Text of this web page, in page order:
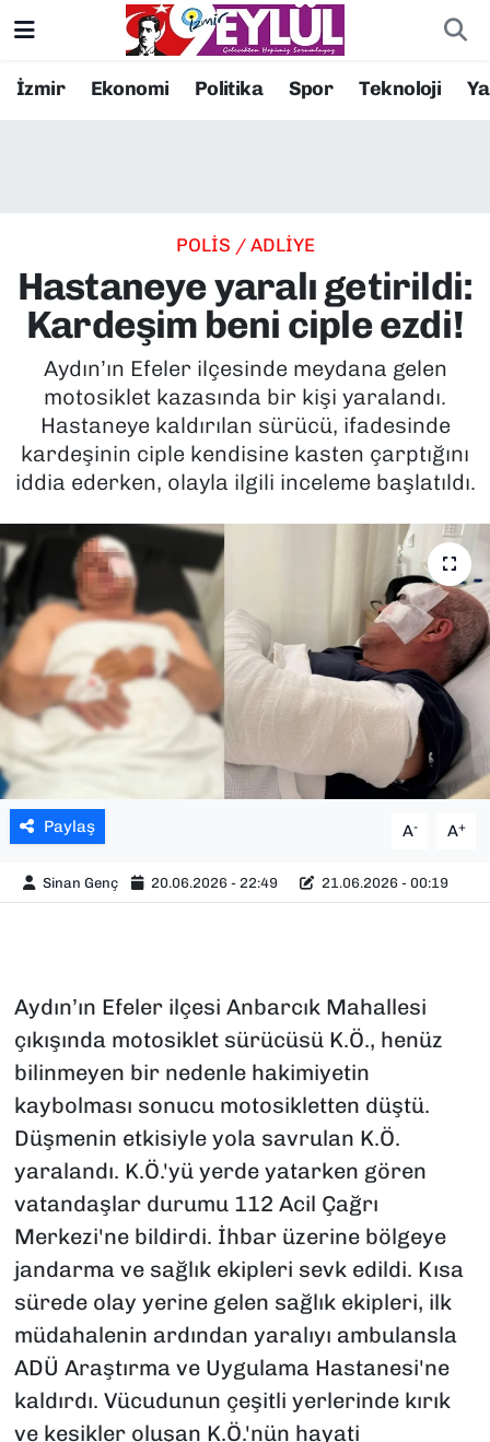
İzmir Ekonomi Politika Spor Teknoloji
POLİS / ADLİYE
Hastaneye yaralı getirildi:
Kardeşim beni ciple ezdi!
Aydın’ın Efeler ilçesinde meydana gelen
motosiklet kazasında bir kişi yaralandı.
Hastaneye kaldırılan sürücü, ifadesinde
kardeşinin ciple kendisine kasten çarptığını
iddia ederken, olayla ilgili inceleme başlatıldı.
Paylaş A- A+
Sinan Genç 20.06.2026 - 22:49 21.06.2026 - 00:19
Aydın’ın Efeler ilçesi Anbarcık Mahallesi
çıkışında motosiklet sürücüsü K.Ö., henüz
bilinmeyen bir nedenle hakimiyetin
kaybolması sonucu motosikletten düştü.
Düşmenin etkisiyle yola savrulan K.Ö.
yaralandı. K.Ö.'yü yerde yatarken gören
vatandaşlar durumu 112 Acil Çağrı
Merkezi'ne bildirdi. İhbar üzerine bölgeye
jandarma ve sağlık ekipleri sevk edildi. Kısa
sürede olay yerine gelen sağlık ekipleri, ilk
müdahalenin ardından yaralıyı ambulansla
ADÜ Araştırma ve Uygulama Hastanesi'ne
kaldırdı. Vücudunun çeşitli yerlerinde kırık
ve kesikler oluşan K.Ö.'nün hayati
Resmi İlanlar
EKONOMİ
KÜLTÜR SANAT
MAGAZİN
POLİTİKA
SAĞLIK
SPOR
TEKNOLOJİ
YAŞAM
YEREL YÖNETİMLER
Konak Nöbetçi Eczaneler
Süper Lig Puan Durumu ve Fikstür
Tüm Manşetler
Son Dakika Haberleri
Haber Arşivi